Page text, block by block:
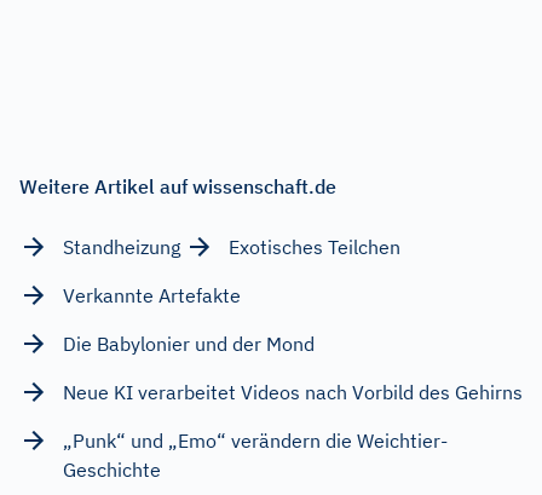
Weitere Artikel auf wissenschaft.de
Standheizung
Exotisches Teilchen
Verkannte Artefakte
Die Babylonier und der Mond
Neue KI verarbeitet Videos nach Vorbild des Gehirns
„Punk“ und „Emo“ verändern die Weichtier-
Geschichte